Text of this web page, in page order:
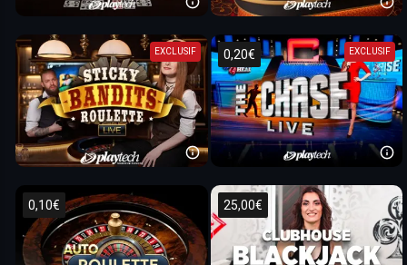
EXCLUSIF EXCLUSIF
0,20€
0,10€ 25,00€